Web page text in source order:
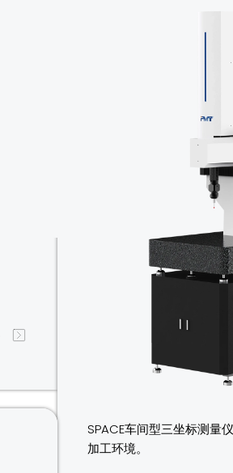
SPACE车间型三坐标测量
加工环境。